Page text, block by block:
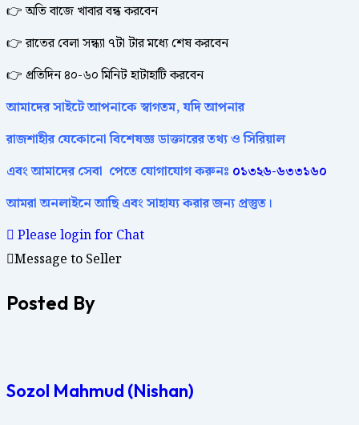
👉 অতি বাজে খাবার বন্ধ করবেন
👉 রাতের বেলা সন্ধ্যা ৭টা টার মধ্যে শেষ করবেন
👉 প্রতিদিন ৪০-৬০ মিনিট হাটাহাটি করবেন
আমাদের সাইটে আপনাকে স্বাগতম, যদি আপনার
রাজশাহীর যেকোনো বিশেষজ্ঞডাক্তারেরতথ্য ও সিরিয়াল
এবং আমাদের সেবা পেতে যোগাযোগ করুনঃ ০১৩২৬-৬৩৩১৬০
আমরা অনলাইনে আছি এবং সাহায্য করার জন্য প্রস্তুত।
Please login for Chat
Message to Seller
Posted By
Sozol Mahmud (Nishan)